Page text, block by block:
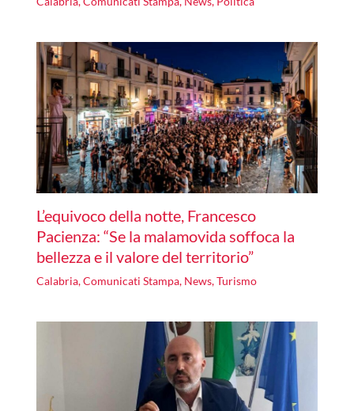
L’equivoco della notte, Francesco
Pacienza: “Se la malamovida soffoca la
bellezza e il valore del territorio”
Calabria,Comunicati Stampa, News,Turismo